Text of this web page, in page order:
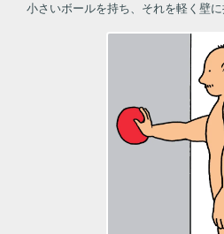
小さいボールを持ち、それを軽く壁に